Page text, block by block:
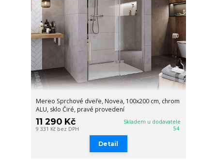
Mereo Sprchové dveře, Novea, 100x200 cm, chrom
ALU, sklo Čiré, pravé provedení
11 290 Kč
9 331 Kč bez DPH
Skladem u dodavatele
54
Detail